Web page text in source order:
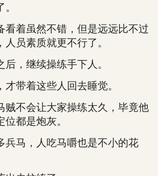
着虽然不错，但是远远比不过
员素质就更不行了。
，继续操练手下人。
带着这些人回去睡觉。
不会让大家操练太久，毕竟他
都是炮灰。
马，人吃马嚼也是不小的花